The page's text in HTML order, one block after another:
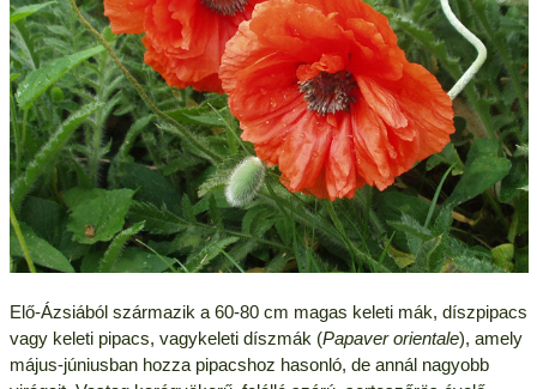
Elő-Ázsiából származik a 60-80 cm magas keleti mák, díszpipacs
vagy keleti pipacs, vagykeleti díszmák (Papaver orientale), amely
május-júniusban hozza pipacshoz hasonló, de annál nagyobb